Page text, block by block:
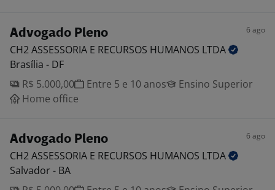
Advogado Pleno 6 ago
CH2 ASSESSORIA E RECURSOS HUMANOS LTDA
Brasília - DF
R$ 5.000,00
Entre 5 e 10 anos
Ensino Superior
Home office
Advogado Pleno 6 ago
CH2 ASSESSORIA E RECURSOS HUMANOS LTDA
Salvador - BA